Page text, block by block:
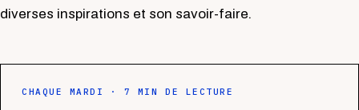
diverses inspirations et son savoir-faire.
CHAQUE MARDI · 7 MIN DE LECTURE